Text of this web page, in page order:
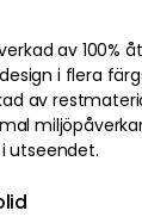
av 100%
i flera
av
utseendet.